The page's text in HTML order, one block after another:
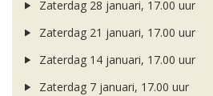
Zaterdag 28 januari, 17.00 uur
Zaterdag 21 januari, 17.00 uur
Zaterdag 14 januari, 17.00 uur
Zaterdag 7 januari, 17.00 uur